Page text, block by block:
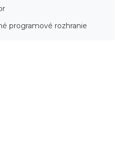
programové rozhranie